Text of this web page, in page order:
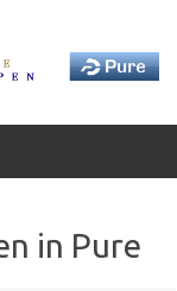
in Pure